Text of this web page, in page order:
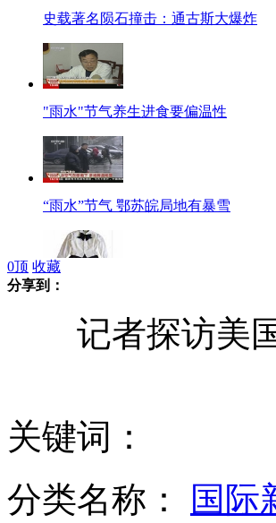
史载著名陨石撞击：通古斯大爆炸
"雨水"节气养生进食要偏温性
“雨水”节气 鄂苏皖局地有暴雪
旅客手机暗拍:机场员工粗暴摔行李
0顶 收藏
分享到：
记者探访美国
关键词：
分类名称：
国际